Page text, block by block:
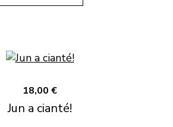
18,00 €
Jun a cianté!